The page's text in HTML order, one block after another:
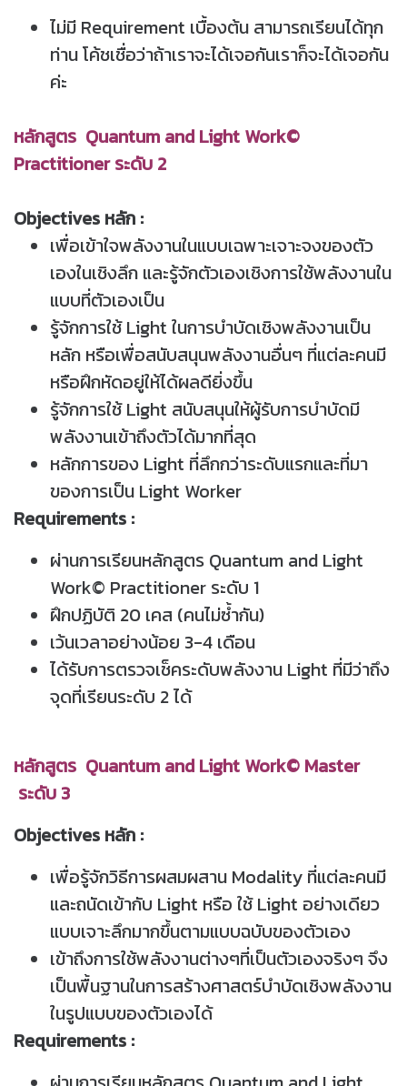
ไม่มี Requirement เบื้องต้น สามารถเรียนได้ทุก
ท่าน โค้ชเชื่อว่าถ้าเราจะได้เจอกันเราก็จะได้เจอกัน
ค่ะ
หลักสูตร Quantum and Light Work©
Practitioner ระดับ 2
Objectives หลัก :
เพื่อเข้าใจพลังงานในแบบเฉพาะเจาะจงของตัว
เองในเชิงลึก และรู้จักตัวเองเชิงการใช้พลังงานใน
แบบที่ตัวเองเป็น
รู้จักการใช้ Light ในการบำบัดเชิงพลังงานเป็น
หลัก หรือเพื่อสนับสนุนพลังงานอื่นๆ ที่แต่ละคนมี
หรือฝึกหัดอยู่ให้ได้ผลดียิ่งขึ้น
รู้จักการใช้ Light สนับสนุนให้ผู้รับการบำบัดมี
พลังงานเข้าถึงตัวได้มากที่สุด
หลักการของ Light ที่ลึกกว่าระดับแรกและที่มา
ของการเป็น Light Worker
Requirements :
ผ่านการเรียนหลักสูตร Quantum and Light
Work© Practitioner ระดับ 1
ฝึกปฏิบัติ 20 เคส (คนไม่ซ้ำกัน)
เว้นเวลาอย่างน้อย 3-4 เดือน
ได้รับการตรวจเช็คระดับพลังงาน Light ที่มีว่าถึง
จุดที่เรียนระดับ 2 ได้
หลักสูตร Quantum and Light Work© Master
ระดับ 3
Objectives หลัก :
เพื่อรู้จักวิธีการผสมผสาน Modality ที่แต่ละคนมี
และถนัดเข้ากับ Light หรือ ใช้ Light อย่างเดียว
แบบเจาะลึกมากขึ้นตามแบบฉบับของตัวเอง
เข้าถึงการใช้พลังงานต่างๆที่เป็นตัวเองจริงๆ จึง
เป็นพื้นฐานในการสร้างศาสตร์บำบัดเชิงพลังงาน
ในรูปแบบของตัวเองได้
Requirements :